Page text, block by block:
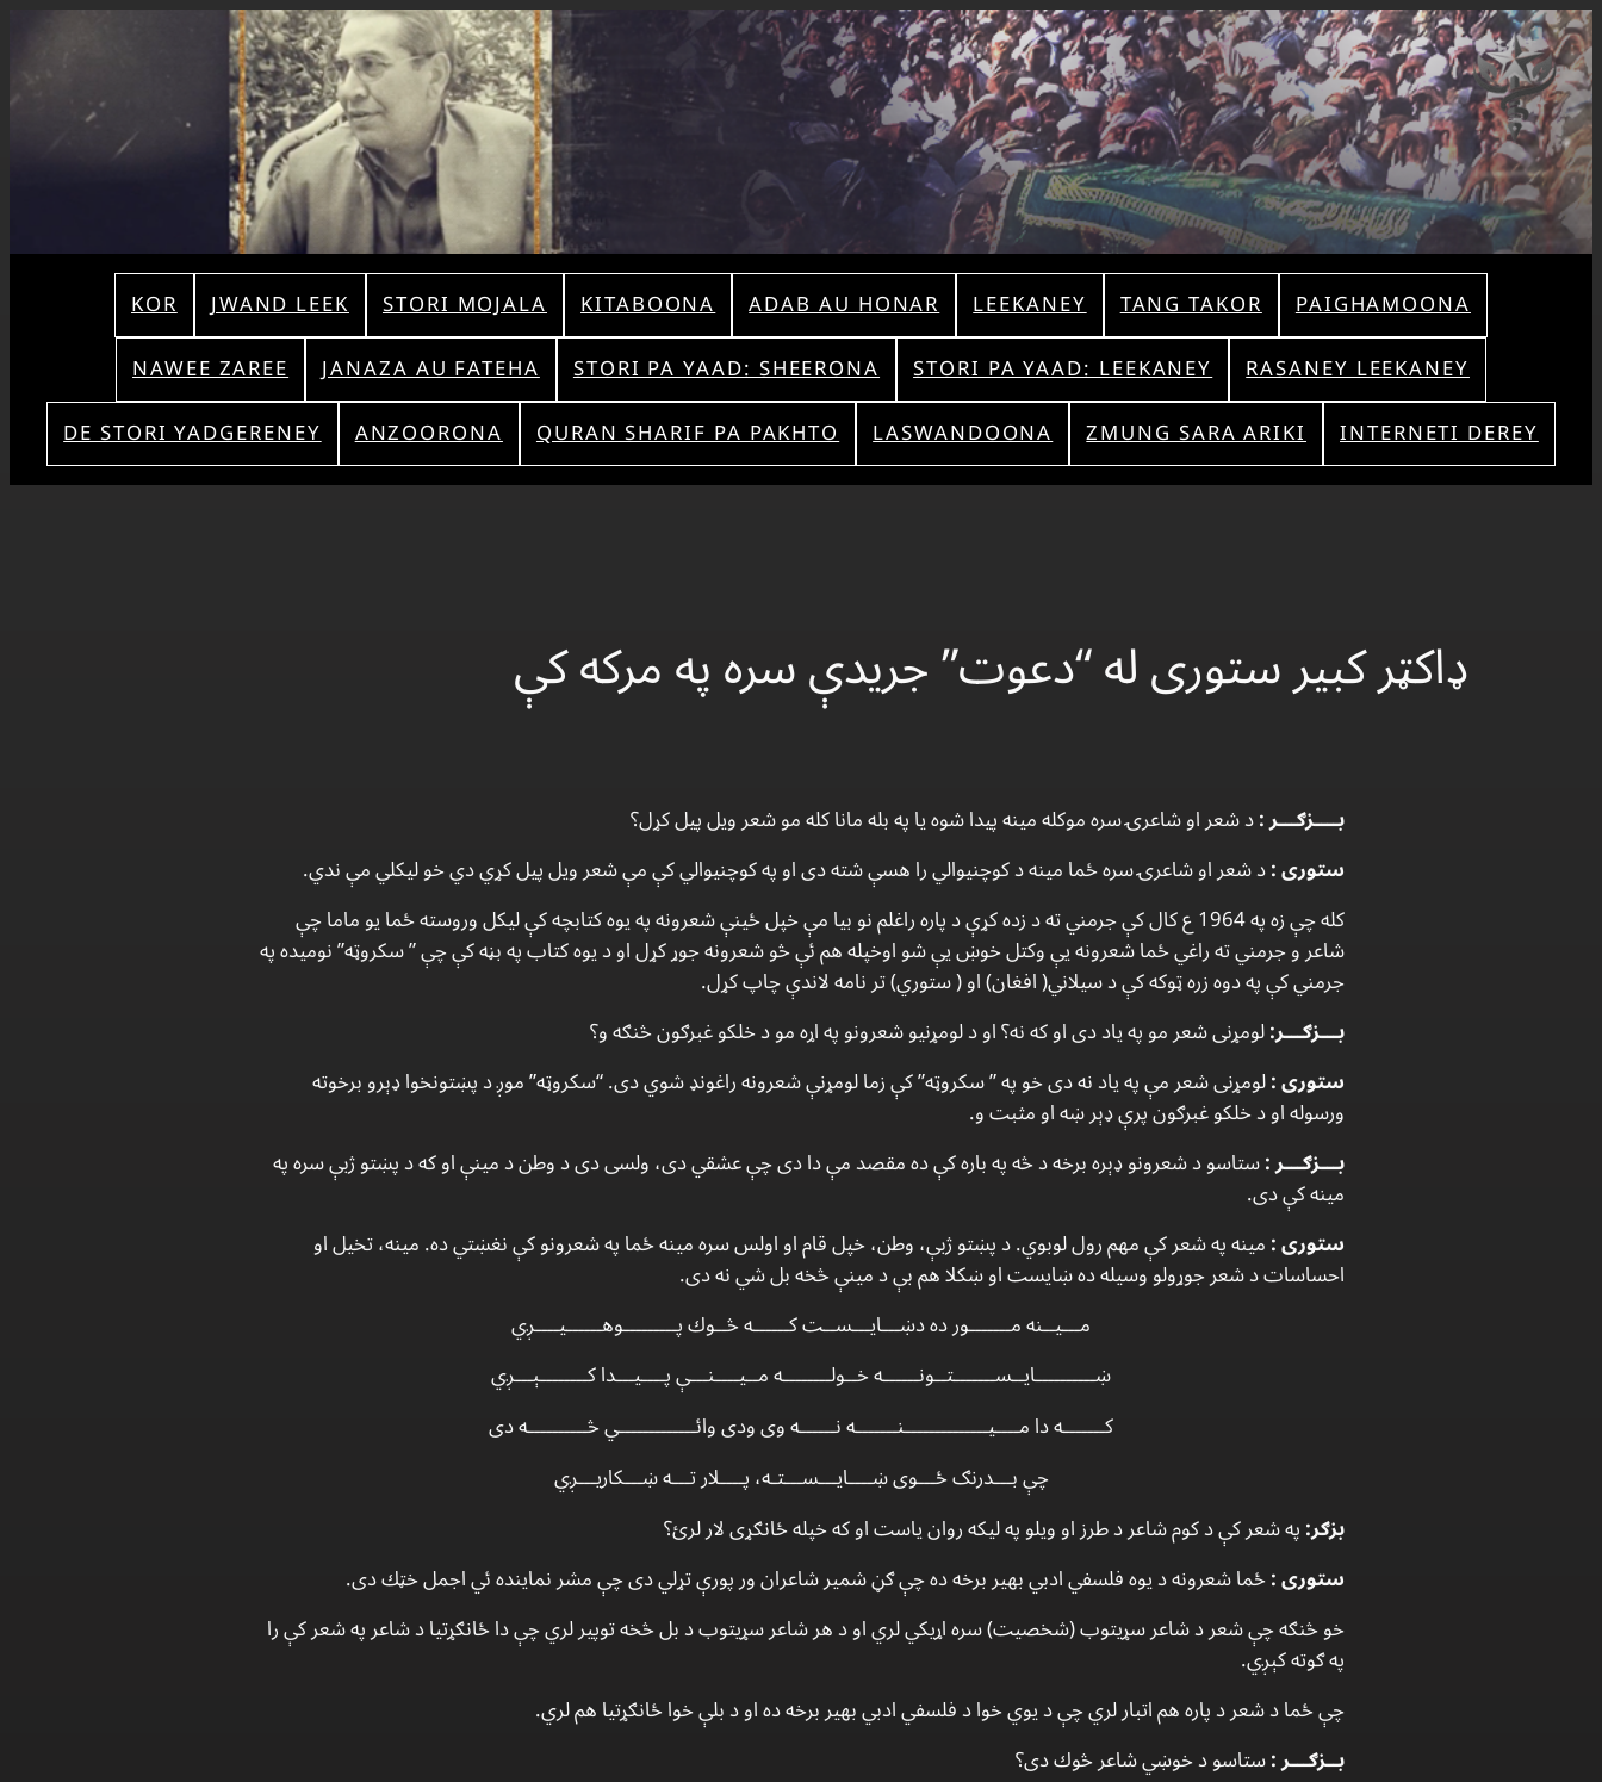
KOR JWAND LEEK STORI MOJALA KITABOONA ADAB AU HONAR LEEKANEY TANG TAKOR
PAIGHAMOONA
NAWEE ZAREE
JANAZA AU FATEHA STORI PA YAAD: SHEERONA STORI PA YAAD: LEEKANEY
RASANEY LEEKANEY
DE STORI YADGERENEY
ANZOORONA QURAN SHARIF PA PAKHTO LASWANDOONA ZMUNG SARA ARIKI INTERNETI DEREY
ډاكټر كبير ستورى له “دعوت” جريدې سره په مركه كې
بــــزګـــر :د شعر او شاعرۍ سره موكله مينه پيدا شوه يا په بله مانا كله مو شعر ويل پيل كړل؟
ستورى :د شعر او شاعرۍ سره ځما مينه د كوچنيوالي را هسې شته دى او په كوچنيوالي كې مې شعر ويل پيل كړي دي خو ليكلي مې ندي.
كله چې زه په 1964 ع كال كې جرمني ته د زده كړې د پاره راغلم نو بيا مې خپل ځينې شعرونه په يوه كتابچه كې ليكل وروسته ځما يو ماما چې
شاعر و جرمني ته راغي ځما شعرونه يې وكتل خوښ يې شو اوخپله هم ئې څو شعرونه جوړ كړل او د يوه كتاب په بڼه كې چې ” سكروټه” نوميده په
جرمني كې په دوه زره ټوكه كې د سيلاني( افغان) او ( ستوري) تر نامه لاندې چاپ كړل.
بـــزګـــر:لومړنى شعر مو په ياد دى او كه نه؟ او د لومړنيو شعرونو په اړه مو د خلكو غبرګون څنګه و؟
ستورى :لومړنى شعر مې په ياد نه دى خو په ” سكروټه” كې زما لومړنې شعرونه راغونډ شوي دى. “سكروټه” موږ د پښتونخوا ډېرو برخوته
ورسوله او د خلكو غبرګون پرې ډېر ښه او مثبت و.
بـــزګـــر :ستاسو د شعرونو ډېره برخه د څه په باره كې ده مقصد مې دا دى چې عشقي دى، ولسى دى د وطن د مينې او كه د پښتو ژبې سره په
مينه كې دى.
ستورى :مينه په شعر كې مهم رول لوبوي. د پښتو ژبې، وطن، خپل قام او اولس سره مينه ځما په شعرونو كې نغښتي ده. مينه، تخيل او
احساسات د شعر جوړولو وسيله ده ښايست او ښكلا هم بې د مينې څخه بل شي نه دى.
مـــيــنه مـــــــور ده دښـــايـــســت كــــــه څــوك پـــــــــوهــــــيــــږي
ښــــــــــايــســـــــتــونــــــه خــولــــــــه مــيــــنـــې پــــيـــدا كــــــــېـــږي
كـــــــه دا مــــيــــــــــــــنـــــــه نــــــه وى ودى وائـــــــــــــي څــــــــــه دى
چې بـــدرنګ ځـــوى ښــــايـــســـتـه، پــــلار تـــه ښـــكاريـــږي
بزګر:په شعر كې د كوم شاعر د طرز او ويلو په ليكه روان ياست او كه خپله ځانګړى لار لرئ؟
ستورى :ځما شعرونه د يوه فلسفي ادبي بهير برخه ده چې ګڼ شمير شاعران ور پورې تړلي دى چې مشر نماينده ئي اجمل خټك دى.
خو څنګه چې شعر د شاعر سړيتوب (شخصيت) سره اړيكي لري او د هر شاعر سړيتوب د بل څخه توپير لري چې دا ځانګړتيا د شاعر په شعر كې را
په ګوته كېږي.
چې ځما د شعر د پاره هم اتبار لري چې د يوي خوا د فلسفي ادبي بهير برخه ده او د بلې خوا ځانګړتيا هم لري.
بــزګـــر :ستاسو د خوښي شاعر څوك دى؟